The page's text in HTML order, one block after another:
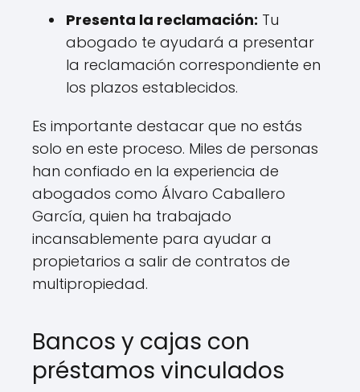
Presenta la reclamación: Tu
abogado te ayudará a presentar
la reclamación correspondiente en
los plazos establecidos.
Es importante destacar que no estás
solo en este proceso. Miles de personas
han confiado en la experiencia de
abogados como Álvaro Caballero
García, quien ha trabajado
incansablemente para ayudar a
propietarios a salir de contratos de
multipropiedad.
Bancos y cajas con
préstamos vinculados